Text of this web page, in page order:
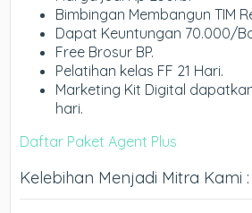
Bimbingan Membangun TIM
Dapat Keuntungan 70.000/
Free Brosur BP.
Pelatihan kelas FF 21 Hari.
Marketing Kit Digital
hari.
Daftar Paket Agent Plus
Kelebihan Menjadi Mitra Kami :